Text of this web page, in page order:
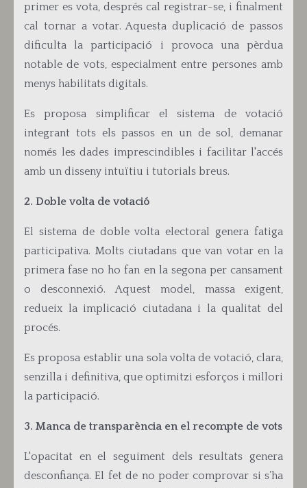
primer es vota, després cal registrar-se, i finalment
cal tornar a votar. Aquesta duplicació de passos
dificulta la participació i provoca una pèrdua
notable de vots, especialment entre persones amb
menys habilitats digitals.
Es proposa simplificar el sistema de votació
integrant tots els passos en un de sol, demanar
només les dades imprescindibles i facilitar l'accés
amb un disseny intuïtiu i tutorials breus.
2. Doble volta de votació
El sistema de doble volta electoral genera fatiga
participativa. Molts ciutadans que van votar en la
primera fase no ho fan en la segona per cansament
o desconnexió. Aquest model, massa exigent,
redueix la implicació ciutadana i la qualitat del
procés.
Es proposa establir una sola volta de votació, clara,
senzilla i definitiva, que optimitzi esforços i millori
la participació.
3. Manca de transparència en el recompte de vots
L'opacitat en el seguiment dels resultats genera
desconfiança. El fet de no poder comprovar si s’ha